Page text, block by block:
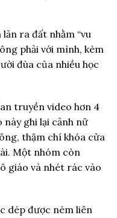
ra đất nhằm “vu
phải với mình, kèm
đùa của nhiều học
truyền video hơn 4
này ghi lại cảnh nữ
thậm chí khóa cửa
Một nhóm còn
giáo và nhét rác vào
dép được ném liên